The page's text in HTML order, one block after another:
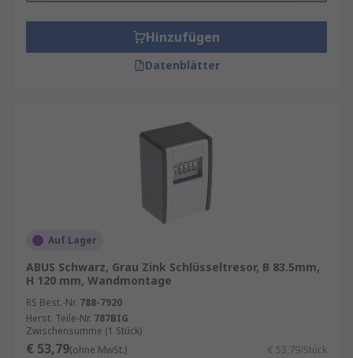
Hinzufügen
Datenblätter
Auf Lager
ABUS Schwarz, Grau Zink Schlüsseltresor, B 83.5mm,
H 120 mm, Wandmontage
RS Best.-Nr. 788-7920
Herst. Teile-Nr. 787BIG
Zwischensumme (1 Stück)
€ 53,79(ohne MwSt.) € 53,79/Stück